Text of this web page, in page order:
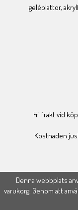
geléplattor,
Fri frakt vid
Kostnaden
Denna webbplats
varukorg. Genom att